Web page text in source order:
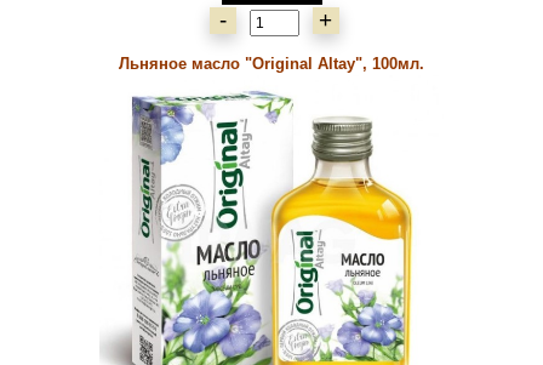
- +
Льняное масло "Original Altay", 100мл.